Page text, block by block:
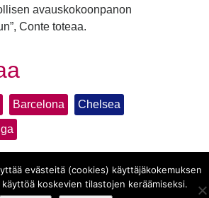
avauskokoonpanon
Conte toteaa.
Barcelona Chelsea
evästeitä (cookies) käyttäjäkokemuksen
käyttöä koskevien tilastojen keräämiseksi.